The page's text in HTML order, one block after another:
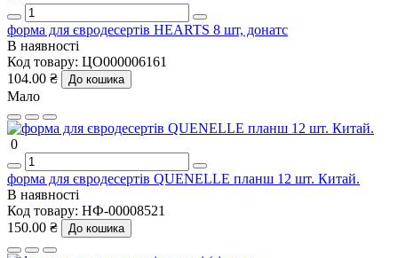
форма для євродесертів HEARTS 8 шт, донатс
В наявності
Код товару: ЦО000006161
104.00 ₴
До кошика
Мало
0
форма для євродесертів QUENELLE планш 12 шт. Китай.
В наявності
Код товару: НФ-00008521
150.00 ₴
До кошика